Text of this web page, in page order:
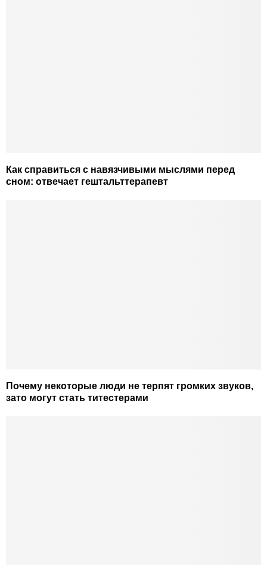
Как справиться с навязчивыми мыслями перед
сном: отвечает гештальттерапевт
Почему некоторые люди не терпят громких звуков,
зато могут стать титестерами